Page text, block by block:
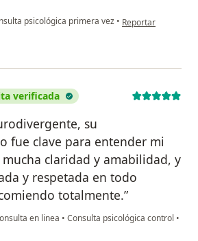
psicológica primera vez • en opinión del
Reportar
verificada
su
fue clave para entender mi
mucha claridad y amabilidad, y
y respetada en todo
totalmente.”
en linea • Consulta psicológica control •
P